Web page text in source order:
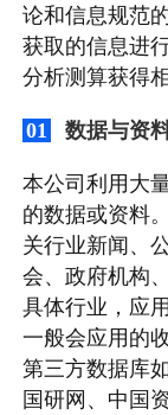
论和信息规范
获取的信息进
分析测算获得
01 数据与资
本公司利用大
的数据或资料
关行业新闻、
会、政府机构
具体行业，应
一般会应用的
第三方数据库
国研网、中国